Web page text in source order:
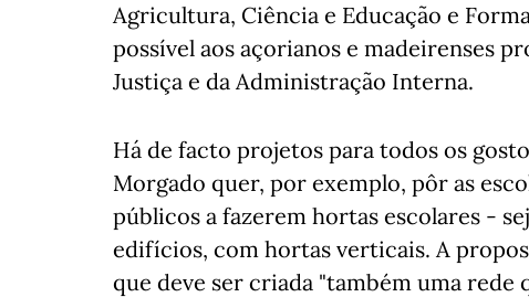
Agricultura, Ciência e Educação e
possível aos açorianos e madeirenses
Justiça e da Administração Interna.
Há de facto projetos para todos os
Morgado quer, por exemplo, pôr as
públicos a fazerem hortas escolares -
edifícios, com hortas verticais. A
que deve ser criada "também uma